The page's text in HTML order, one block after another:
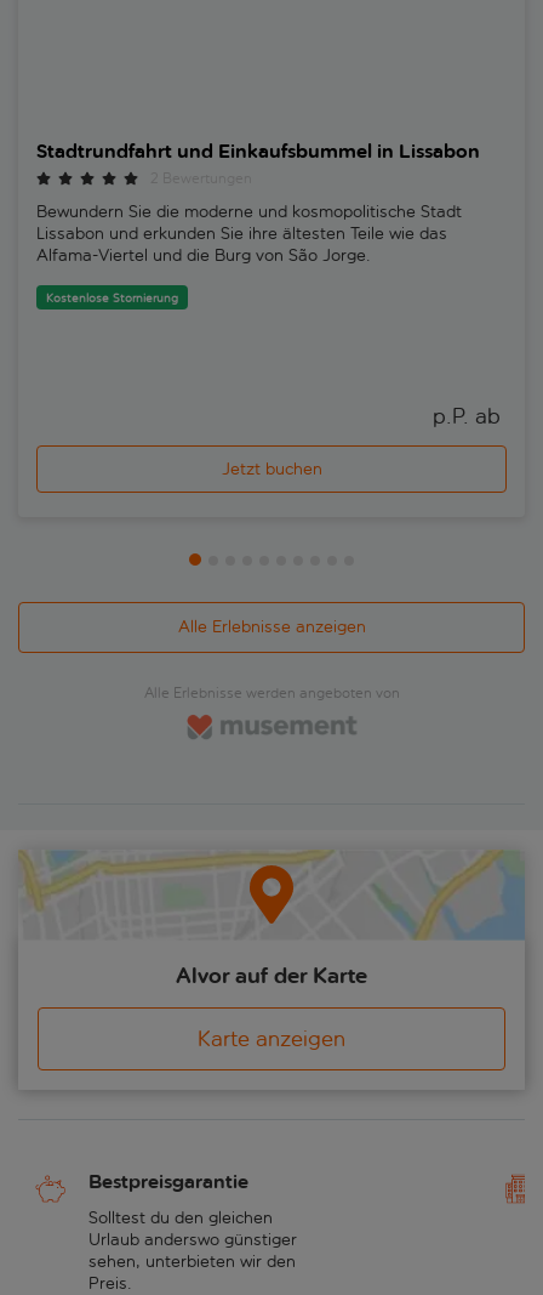
Stadtrundfahrt und Einkaufsbummel in Lissabon
Bewundern Sie die moderne und kosmopolitische Stadt
Lissabon und erkunden Sie ihre ältesten Teile wie das
Alfama-Viertel und die Burg von São Jorge.
Kostenlose Stornierung
p.P. ab
Jetzt buchen
Alle Erlebnisse anzeigen
Alle Erlebnisse werden angeboten von
Alvor auf der Karte
Karte anzeigen
Bestpreisgarantie
Solltest du den gleichen
Urlaub anderswo günstiger
sehen, unterbieten wir den
Preis.